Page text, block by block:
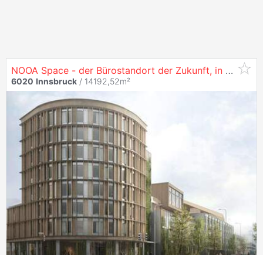
NOOA Space - der Bürostandort der Zukunft, in
6020
6020 Innsbruck / 14192,52m²